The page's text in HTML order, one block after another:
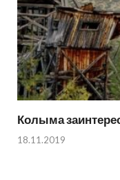
Колыма
18.11.2019